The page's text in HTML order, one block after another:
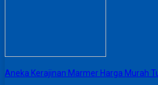
Aneka Kerajinan Marmer Harga Murah